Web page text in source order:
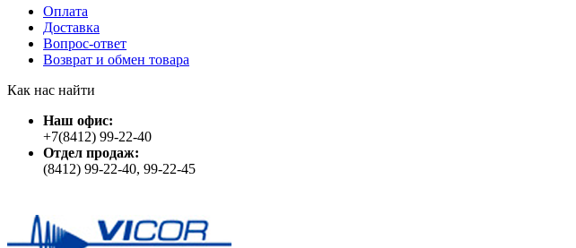
Оплата
Доставка
Вопрос-ответ
Возврат и обмен товара
Как нас найти
Наш офис:
+7(8412) 99-22-40
Отдел продаж:
(8412) 99-22-40, 99-22-45